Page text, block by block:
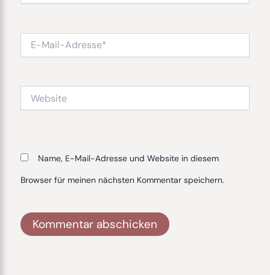
Mail-
Name, E-Mail-Adresse und Website in diesem
Browser für meinen nächsten Kommentar speichern.